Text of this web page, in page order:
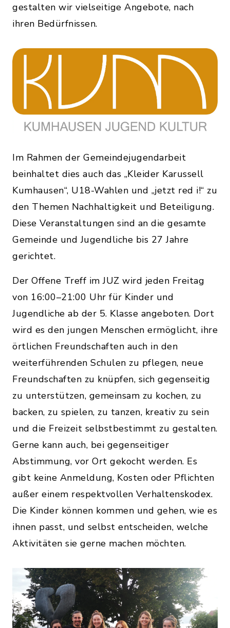
gestalten wir vielseitige Angebote, nach
ihren Bedürfnissen.
Im Rahmen der Gemeindejugendarbeit
beinhaltet dies auch das „Kleider Karussell
Kumhausen“, U18-Wahlen und „jetzt red i!“ zu
den Themen Nachhaltigkeit und Beteiligung.
Diese Veranstaltungen sind an die gesamte
Gemeinde und Jugendliche bis 27 Jahre
gerichtet.
Der Offene Treff im JUZ wird jeden Freitag
von 16:00–21:00 Uhr für Kinder und
Jugendliche ab der 5. Klasse angeboten. Dort
wird es den jungen Menschen ermöglicht, ihre
örtlichen Freundschaften auch in den
weiterführenden Schulen zu pflegen, neue
Freundschaften zu knüpfen, sich gegenseitig
zu unterstützen, gemeinsam zu kochen, zu
backen, zu spielen, zu tanzen, kreativ zu sein
und die Freizeit selbstbestimmt zu gestalten.
Gerne kann auch, bei gegenseitiger
Abstimmung, vor Ort gekocht werden. Es
gibt keine Anmeldung, Kosten oder Pflichten
außer einem respektvollen Verhaltenskodex.
Die Kinder können kommen und gehen, wie es
ihnen passt, und selbst entscheiden, welche
Aktivitäten sie gerne machen möchten.